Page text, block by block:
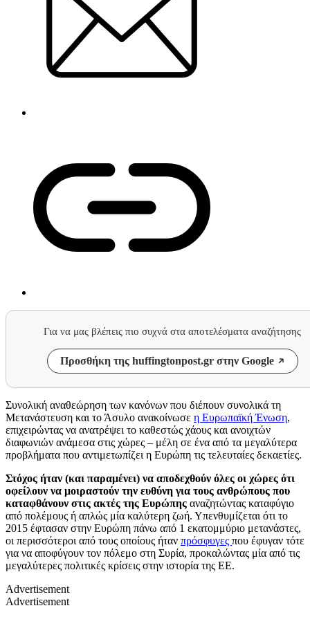
Για να μας βλέπεις πιο συχνά στα αποτελέσματα αναζήτησης
Προσθήκη της huffingtonpost.gr στην Google
Συνολική αναθεώρηση των κανόνων που διέπουν συνολικά τη
Μετανάστευση και το Άσυλο ανακοίνωσε η Ευρωπαϊκή Ένωση,
επιχειρώντας να ανατρέψει το καθεστώς χάους και ανοιχτών
διαφωνιών ανάμεσα στις χώρες – μέλη σε ένα από τα μεγαλύτερα
προβλήματα που αντιμετωπίζει η Ευρώπη τις τελευταίες δεκαετίες.
Στόχος ήταν (και παραμένει) να αποδεχθούν όλες οι χώρες ότι
οφείλουν να μοιραστούν την ευθύνη για τους ανθρώπους που
καταφθάνουν στις ακτές της Ευρώπης αναζητώντας καταφύγιο
από πολέμους ή απλώς μία καλύτερη ζωή. Υπενθυμίζεται ότι το
2015 έφτασαν στην Ευρώπη πάνω από 1 εκατομμύριο μετανάστες,
οι περισσότεροι από τους οποίους ήταν πρόσφυγες που έφυγαν τότε
για να αποφύγουν τον πόλεμο στη Συρία, προκαλώντας μία από τις
μεγαλύτερες πολιτικές κρίσεις στην ιστορία της ΕΕ.
Advertisement
Advertisement